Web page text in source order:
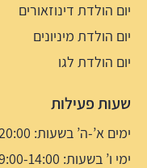
יום הולדת דינוזאורים
יום הולדת מיניונים
יום הולדת לגו
שעות פעילות
ימים א’-ה’ בשעות: 09:00-20:00
ימי ו’ בשעות: 09:00-14:00